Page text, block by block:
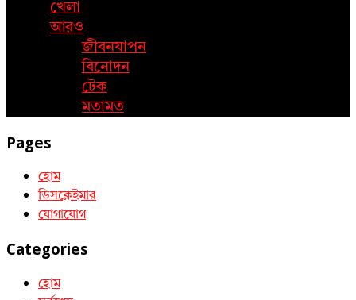
খেলা
আরও
জীবনযাপন
বিনোদন
টেক
মতামত
Pages
হোম
ডিসক্লেইমার
যোগাযোগ
Categories
হোম